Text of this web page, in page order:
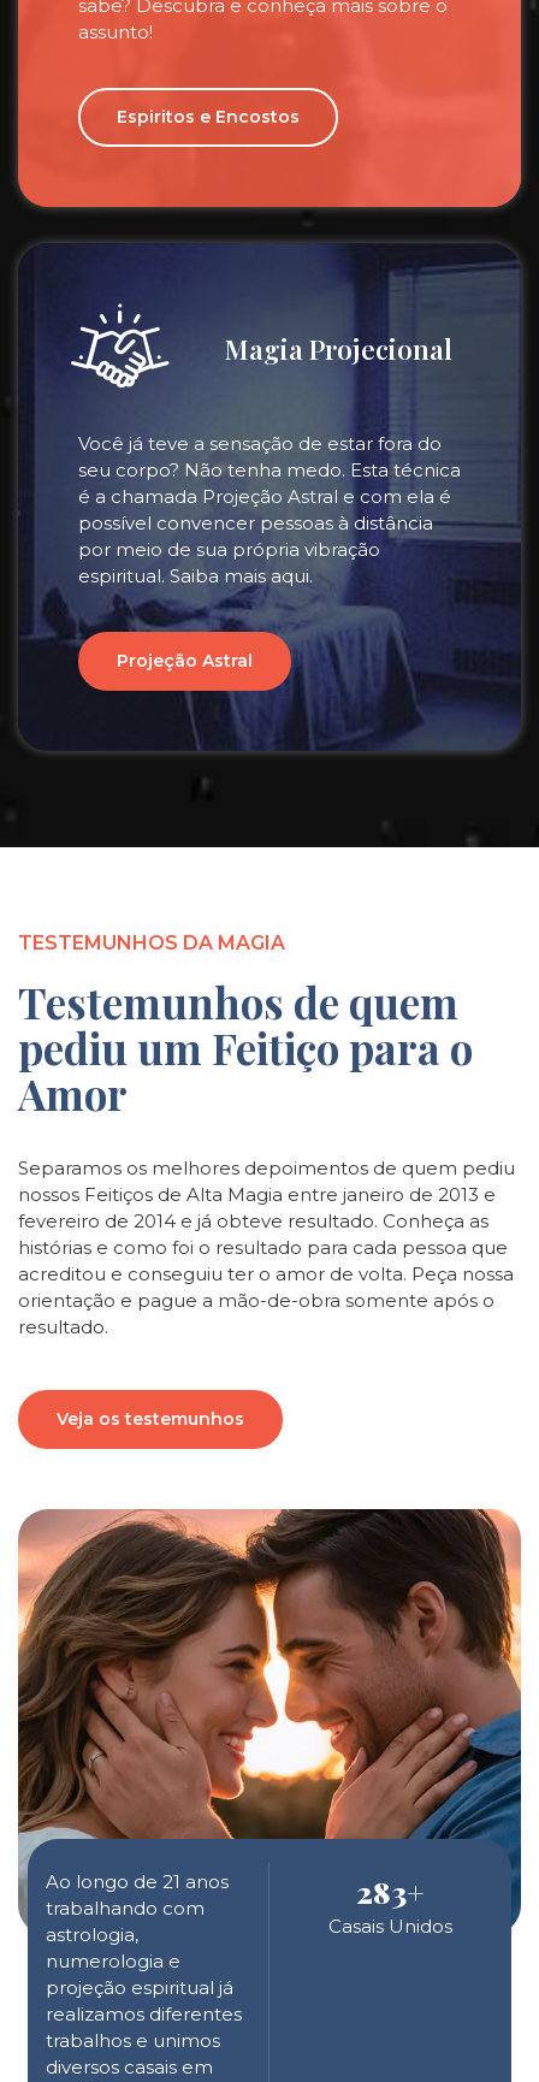
sabe? Descubra e conheça mais sobre o
assunto!
Espiritos e Encostos
Magia Projecional
Você já teve a sensação de estar fora do
seu corpo? Não tenha medo. Esta técnica
é a chamada Projeção Astral e com ela é
possível convencer pessoas à distância
por meio de sua própria vibração
espiritual. Saiba mais aqui.
Projeção Astral
Ao longo de 21 anos
trabalhando com
astrologia,
numerologia e
projeção espiritual já
realizamos diferentes
trabalhos e unimos
diversos casais em
283+
Casais Unidos
TESTEMUNHOS DA MAGIA
Testemunhos de quem
pediu um Feitiço para o
Amor
Separamos os melhores depoimentos de quem pediu
nossos Feitiços de Alta Magia entre janeiro de 2013 e
fevereiro de 2014 e já obteve resultado. Conheça as
histórias e como foi o resultado para cada pessoa que
acreditou e conseguiu ter o amor de volta. Peça nossa
orientação e pague a mão-de-obra somente após o
resultado.
Veja os testemunhos